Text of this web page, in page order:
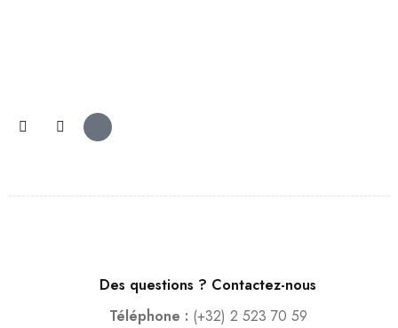
Des questions ? Contactez-nous
Téléphone : (+32) 2 523 70 59